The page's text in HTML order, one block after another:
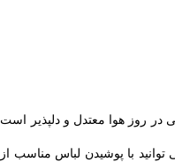
در روز هوا معتدل و دلپذیر است
با پوشیدن لباس مناسب از